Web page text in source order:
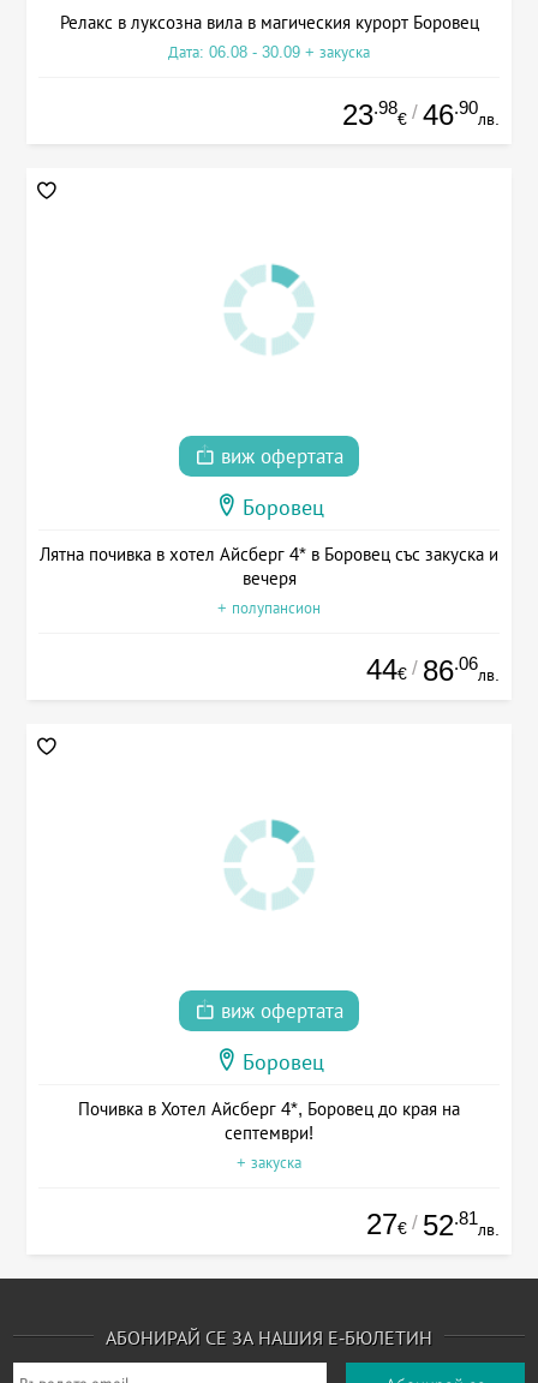
Релакс в луксозна вила в магическия курорт Боровец
Дата: 06.08 - 30.09 + закуска
23.98
€ / 46.90
лв.
виж офертата
Боровец
Лятна почивка в хотел Айсберг 4* в Боровец със закуска и
вечеря
+ полупансион
44€ / 86.06
лв.
виж офертата
Боровец
Почивка в Хотел Айсберг 4*, Боровец до края на
септември!
+ закуска
27€ / 52.81
лв.
АБОНИРАЙ СЕ ЗА НАШИЯ Е-БЮЛЕТИН